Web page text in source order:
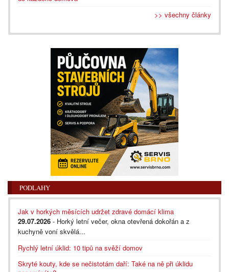
>> všechny články
PODLAHY
Jak v horkých měsících udržet zdravé domácí klima
29.07.2026 - Horký letní večer, okna otevřená dokořán a z
kuchyně voní skvělá...
Rychlý letní úklid: 10 tipů na svěží domov
Skryté kouty, kde se nečistotám daří: Také na ně při úklidu